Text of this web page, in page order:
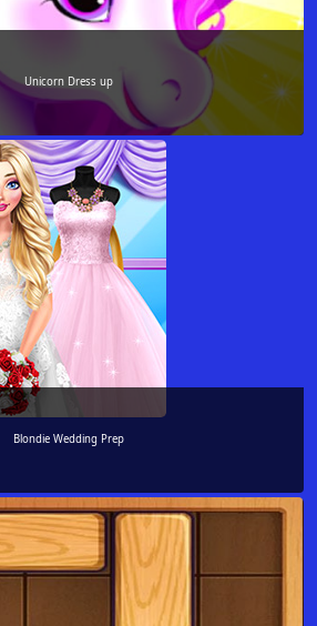
Unicorn Dress up
Blondie Wedding Prep